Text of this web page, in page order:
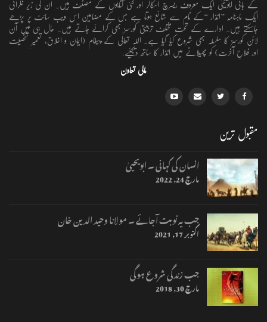
کے بانی ابویحییٰ ایک معروف ریسرچ اسکالر اور کئی کتابوں کے مصنف ہیں۔ ان کی زیر نگرانی
ایک ماہنامہ ’’انذار ‘‘کے نام سے شائع ہوتا ہے جس کے مضامین اس ویب سائٹ پر پڑھے
جاسکتے ہیں۔ ادارے کے تحت مختلف تربیتی کورسز بھی کرائے جاتے ہیں۔ حال ہی میں آن
لائن کورسز کا سلسلہ بھی شروع کیا گیا ہے۔ اللہ تعالٰی کے پیغام (ایمان و اخلاق، تعمیرِ شخصیت
اور فلاحِ آخرت) کو پھیلانے میں انذار کا ساتھ دیجئیے.
مالی تعاون
مقبول ترین
انسان کی کہانی ۔ ابویحییٰ
مارچ 24, 2022
جب یہ نوبت آجائے ۔ مولانا وحید الدین خان
اکتوبر 17, 2021
جب زندگی شروع ہوگی
مارچ 30, 2018